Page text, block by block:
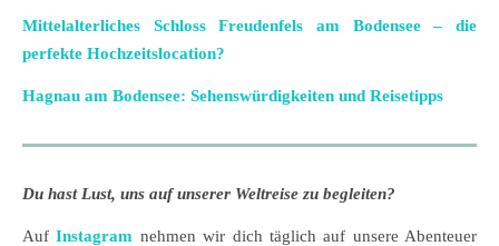
Mittelalterliches Schloss Freudenfels am Bodensee – die
perfekte Hochzeitslocation?
Hagnau am Bodensee: Sehenswürdigkeiten und Reisetipps
Du hast Lust, uns auf unserer Weltreise zu begleiten?
AufInstagram nehmen wir dich täglich auf unsere Abenteuer